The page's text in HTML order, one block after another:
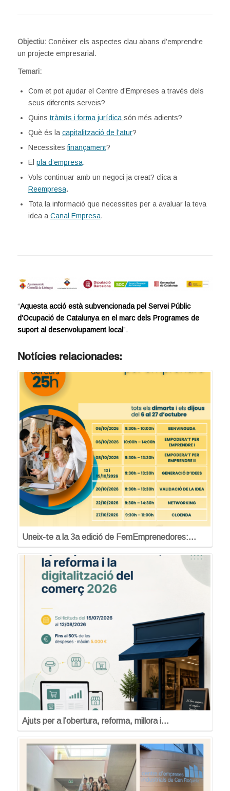
Objectiu: Conèixer els aspectes clau abans d’emprendre
un projecte empresarial.
Temari:
Com et pot ajudar el Centre d’Empreses a través dels
seus diferents serveis?
Quins tràmits i forma jurídicasón més adients?
Què és la capitalització de l’atur?
Necessitesfinançament?
El pla d’empresa.
Vols continuar amb un negoci ja creat? clica a
Reempresa.
Tota la informació que necessites per a avaluar la teva
idea a Canal Empresa.
“Aquesta acció està subvencionada pel Servei Públic
d’Ocupació de Catalunya en el marc dels Programes de
suport al desenvolupament local”.
Notícies relacionades:
Uneix-te a la 3a edició de FemEmprenedores:…
Ajuts per a l’obertura, reforma, millora i…